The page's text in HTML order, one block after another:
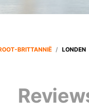
BRITTANNIË / LONDEN